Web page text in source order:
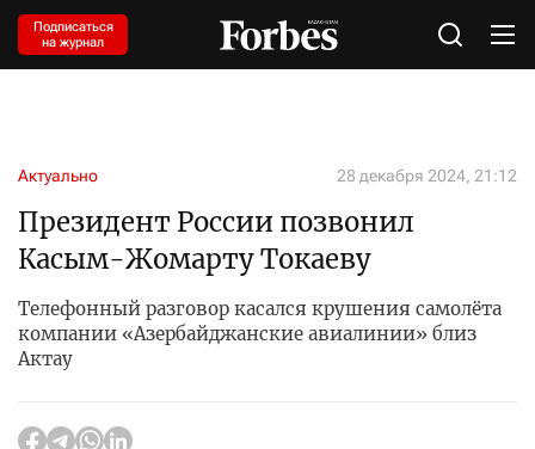
Подписаться
на журнал
Актуально 28 декабря 2024, 21:12
Президент России позвонил
Касым-Жомарту Токаеву
Телефонный разговор касался крушения самолёта
компании «Азербайджанские авиалинии» близ
Актау